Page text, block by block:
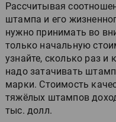
Рассчитывая
штампа и его
нужно принимать во
только начальную
узнайте, сколько раз и
надо затачивать
марки. Стоимость
тяжёлых штампов
тыс. долл.